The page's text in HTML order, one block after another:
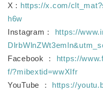
X : https://x.com/
h6w
Instagram： https://
Facebook ： https://
f/?mibextid=wwXIfr
YouTube ： https://